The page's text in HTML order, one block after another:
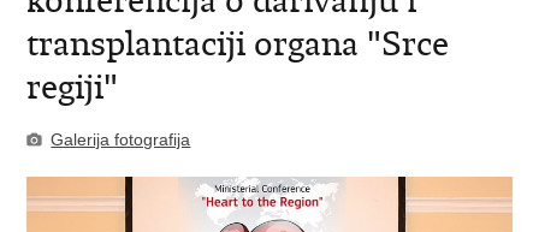
transplantaciji organa "Srce
regiji"
Galerija fotografija